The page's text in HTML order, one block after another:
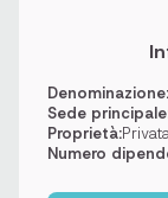
Denominazione:
Sede
Proprietà:
Numero